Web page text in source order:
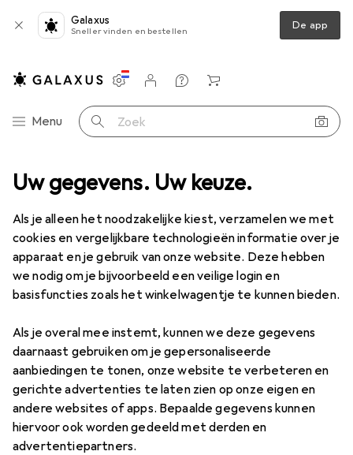
Uw gegevens. Uw keuze.
Als je alleen het noodzakelijke kiest, verzamelen we met
cookies en vergelijkbare technologieën informatie over je
apparaat en je gebruik van onze website. Deze hebben
we nodig om je bijvoorbeeld een veilige login en
basisfuncties zoals het winkelwagentje te kunnen bieden.
Als je overal mee instemt, kunnen we deze gegevens
daarnaast gebruiken om je gepersonaliseerde
aanbiedingen te tonen, onze website te verbeteren en
gerichte advertenties te laten zien op onze eigen en
andere websites of apps. Bepaalde gegevens kunnen
hiervoor ook worden gedeeld met derden en
advertentiepartners.
Galaxus
Sneller vinden en bestellen De app
Categorie navigatie
Menu Zoek op
Instellingen
Klantenaccount
Produktvergelijking
Verlanglijstje
Winkelmandje
Pechhulpmiddelen + veiligheid
Afbraak accessoires
ProductenForum